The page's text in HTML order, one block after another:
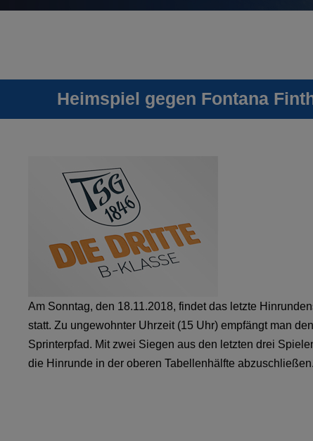
Heimspiel gegen Fontana
Am Sonntag, den 18.11.2018, findet das letzte
statt. Zu ungewohnter Uhrzeit (15 Uhr) empfängt man
Sprinterpfad. Mit zwei Siegen aus den letzten drei
die Hinrunde in der oberen Tabellenhälfte abzuschließen.